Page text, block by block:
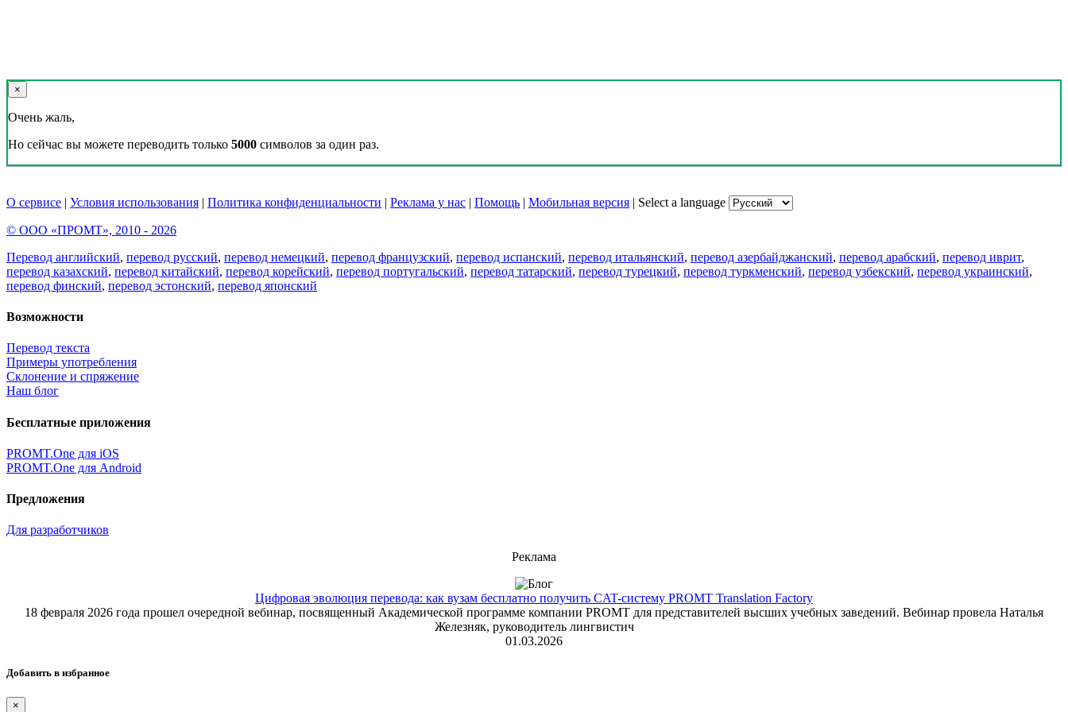
×
Очень жаль,
Но сейчас вы можете переводить только 5000 символов за один раз.
О сервисе | Условия использования | Политика конфиденциальности | Реклама у нас | Помощь | Мобильная версия | Select a language
© ООО «ПРОМТ», 2010 - 2026
Перевод английский, перевод русский, перевод немецкий, перевод французский, перевод испанский, перевод итальянский, перевод азербайджанский, перевод арабский, перевод иврит,
перевод казахский, перевод китайский, перевод корейский, перевод португальский, перевод татарский, перевод турецкий, перевод туркменский, перевод узбекский, перевод украинский,
перевод финский, перевод эстонский, перевод японский
Возможности
Перевод текста
Примеры употребления
Склонение и спряжение
Наш блог
Бесплатные приложения
PROMT.One для iOS
PROMT.One для Android
Предложения
Для разработчиков
Реклама
Цифровая эволюция перевода: как вузам бесплатно получить CAT-систему PROMT Translation Factory
18 февраля 2026 года прошел очередной вебинар, посвященный Академической программе компании PROMT для представителей высших учебных заведений. Вебинар провела Наталья
Железняк, руководитель лингвистич
01.03.2026
Добавить в избранное
×